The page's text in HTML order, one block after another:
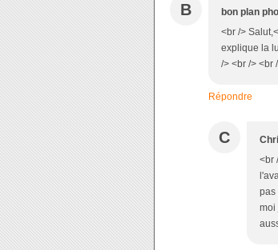
B bon plan
<br />
explique la
/> <br /> <br
Répondre
C
<br
pas
moi